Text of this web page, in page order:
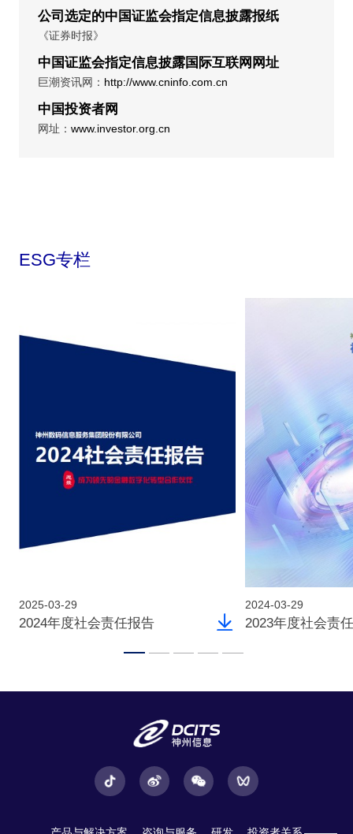
公司选定的中国证监会指定信息披露报纸
《证券时报》
中国证监会指定信息披露国际互联网网址
巨潮资讯网： http://www.cninfo.com.cn
中国投资者网
网址： www.investor.org.cn
ESG专栏
2025-03-29
2024年度社会责任报告
2024-03-29
2023年度社会责